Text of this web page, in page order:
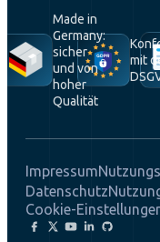
Made in
Germany:
sicher
und von
hoher
Qualität
mit
Impressum
Datenschutz
Cookie-